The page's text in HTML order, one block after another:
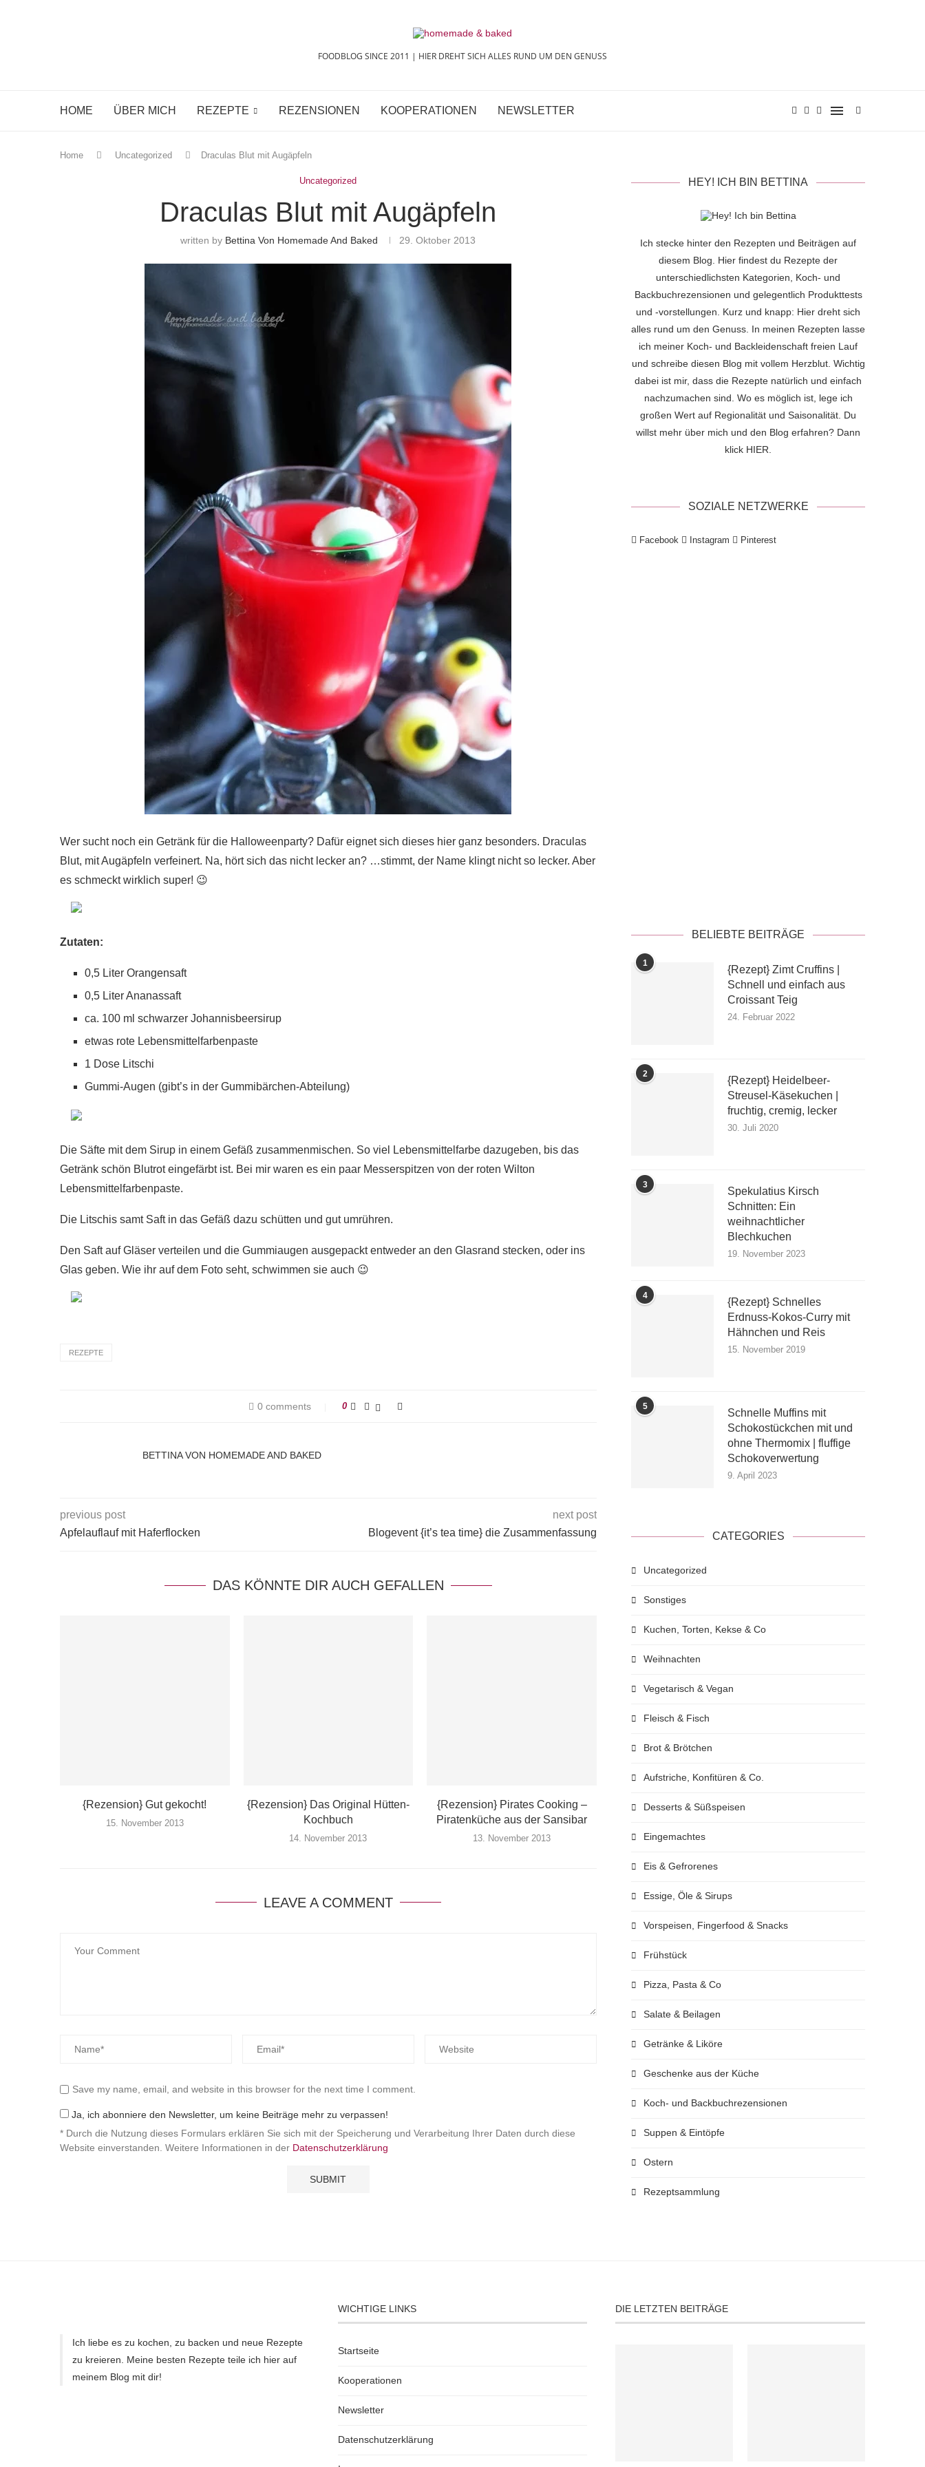
FOODBLOG SINCE 2011 | HIER DREHT SICH ALLES RUND UM DEN GENUSS
HOME ÜBER MICH REZEPTE REZENSIONEN KOOPERATIONEN NEWSLETTER
Home Uncategorized Draculas Blut mit Augäpfeln
Uncategorized
Draculas Blut mit Augäpfeln
written by Bettina Von Homemade And Baked 29. Oktober 2013
Wer sucht noch ein Getränk für die Halloweenparty? Dafür eignet sich dieses hier ganz besonders. Draculas
Blut, mit Augäpfeln verfeinert. Na, hört sich das nicht lecker an? …stimmt, der Name klingt nicht so lecker. Aber
es schmeckt wirklich super! 😉
Zutaten:
0,5 Liter Orangensaft
0,5 Liter Ananassaft
ca. 100 ml schwarzer Johannisbeersirup
etwas rote Lebensmittelfarbenpaste
1 Dose Litschi
Gummi-Augen (gibt’s in der Gummibärchen-Abteilung)
Die Säfte mit dem Sirup in einem Gefäß zusammenmischen. So viel Lebensmittelfarbe dazugeben, bis das
Getränk schön Blutrot eingefärbt ist. Bei mir waren es ein paar Messerspitzen von der roten Wilton
Lebensmittelfarbenpaste.
Die Litschis samt Saft in das Gefäß dazu schütten und gut umrühren.
Den Saft auf Gläser verteilen und die Gummiaugen ausgepackt entweder an den Glasrand stecken, oder ins
Glas geben. Wie ihr auf dem Foto seht, schwimmen sie auch 😉
REZEPTE
0 comments 0
BETTINA VON HOMEMADE AND BAKED
previous post
Apfelauflauf mit Haferflocken
next post
Blogevent {it’s tea time} die Zusammenfassung
DAS KÖNNTE DIR AUCH GEFALLEN
{Rezension} Gut gekocht!
15. November 2013
{Rezension} Das Original Hütten-
Kochbuch
14. November 2013
{Rezension} Pirates Cooking –
Piratenküche aus der Sansibar
13. November 2013
LEAVE A COMMENT
Save my name, email, and website in this browser for the next time I comment.
Ja, ich abonniere den Newsletter, um keine Beiträge mehr zu verpassen!
* Durch die Nutzung dieses Formulars erklären Sie sich mit der Speicherung und Verarbeitung Ihrer Daten durch diese
Website einverstanden. Weitere Informationen in der Datenschutzerklärung
HEY! ICH BIN BETTINA
Ich stecke hinter den Rezepten und Beiträgen auf
diesem Blog. Hier findest du Rezepte der
unterschiedlichsten Kategorien, Koch- und
Backbuchrezensionen und gelegentlich Produkttests
und -vorstellungen. Kurz und knapp: Hier dreht sich
alles rund um den Genuss. In meinen Rezepten lasse
ich meiner Koch- und Backleidenschaft freien Lauf
und schreibe diesen Blog mit vollem Herzblut. Wichtig
dabei ist mir, dass die Rezepte natürlich und einfach
nachzumachen sind. Wo es möglich ist, lege ich
großen Wert auf Regionalität und Saisonalität. Du
willst mehr über mich und den Blog erfahren? Dann
klick HIER
SOZIALE NETZWERKE
Facebook Instagram Pinterest
BELIEBTE BEITRÄGE
1
{Rezept} Zimt Cruffins |
Schnell und einfach aus
Croissant Teig
24. Februar 2022
2
{Rezept} Heidelbeer-
Streusel-Käsekuchen |
fruchtig, cremig, lecker
30. Juli 2020
3
Spekulatius Kirsch
Schnitten: Ein
weihnachtlicher
Blechkuchen
19. November 2023
4
{Rezept} Schnelles
Erdnuss-Kokos-Curry mit
Hähnchen und Reis
15. November 2019
5
Schnelle Muffins mit
Schokostückchen mit und
ohne Thermomix | fluffige
Schokoverwertung
9. April 2023
CATEGORIES
Uncategorized
Sonstiges
Kuchen, Torten, Kekse & Co
Weihnachten
Vegetarisch & Vegan
Fleisch & Fisch
Brot & Brötchen
Aufstriche, Konfitüren & Co.
Desserts & Süßspeisen
Eingemachtes
Eis & Gefrorenes
Essige, Öle & Sirups
Vorspeisen, Fingerfood & Snacks
Frühstück
Pizza, Pasta & Co
Salate & Beilagen
Getränke & Liköre
Geschenke aus der Küche
Koch- und Backbuchrezensionen
Suppen & Eintöpfe
Ostern
Rezeptsammlung
Ich liebe es zu kochen, zu backen und neue Rezepte
zu kreieren. Meine besten Rezepte teile ich hier auf
meinem Blog mit dir!
WICHTIGE LINKS
Startseite
Kooperationen
Newsletter
Datenschutzerklärung
DIE LETZTEN BEITRÄGE